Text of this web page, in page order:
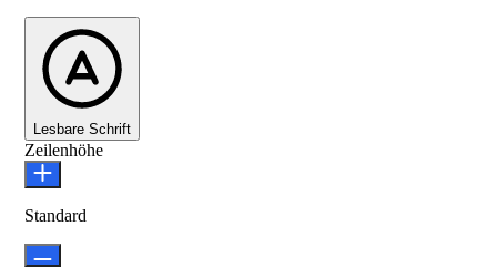
Lesbare Schrift
Zeilenhöhe
Standard